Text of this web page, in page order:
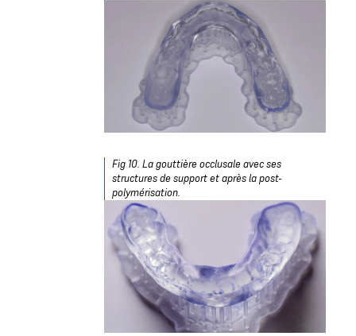
Fig 10. La gouttière occlusale avec ses
structures de support et après la post-
polymérisation.